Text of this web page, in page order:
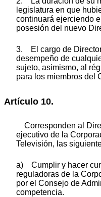
legislatura en que
continuará ejerciendo
posesión del nuevo
3. El cargo de
desempeño de
sujeto, asimismo, al
para los miembros del
Artículo 10.
Corresponden al
ejecutivo de la
Televisión, las
a) Cumplir y hacer
reguladoras de la
por el Consejo de
competencia.